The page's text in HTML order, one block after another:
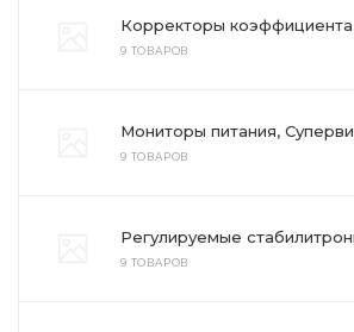
Корректоры
9 ТОВАРОВ
Мониторы питания,
9 ТОВАРОВ
Регулируемые
9 ТОВАРОВ